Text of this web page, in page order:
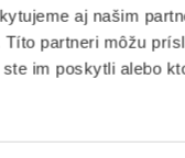
aj našim
partneri môžu
im poskytli alebo